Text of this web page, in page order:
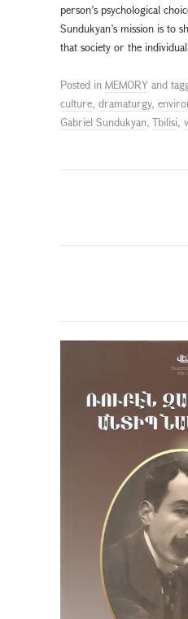
person’s psychological
Sundukyan’s mission is to
that society or the
Posted in MEMORY and
culture, dramaturgy,
Gabriel Sundukyan, Tbilisi,